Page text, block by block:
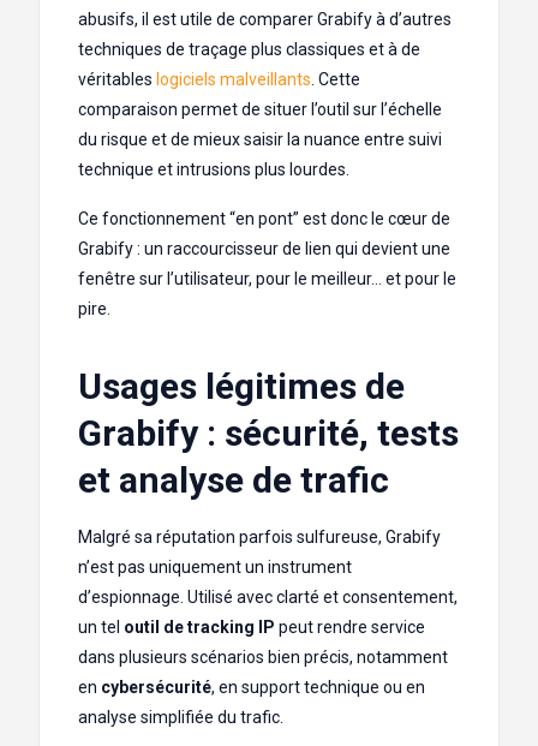
abusifs, il est utile de comparer Grabify à d’autres
techniques de traçage plus classiques et à de
véritables logiciels malveillants . Cette
comparaison permet de situer l’outil sur l’échelle
du risque et de mieux saisir la nuance entre suivi
technique et intrusions plus lourdes.
Ce fonctionnement “en pont” est donc le cœur de
Grabify : un raccourcisseur de lien qui devient une
fenêtre sur l’utilisateur, pour le meilleur… et pour le
pire.
Usages légitimes de
Grabify : sécurité, tests
et analyse de trafic
Malgré sa réputation parfois sulfureuse, Grabify
n’est pas uniquement un instrument
d’espionnage. Utilisé avec clarté et consentement,
un tel outil de tracking IP peut rendre service
dans plusieurs scénarios bien précis, notamment
en cybersécurité, en support technique ou en
analyse simplifiée du trafic.